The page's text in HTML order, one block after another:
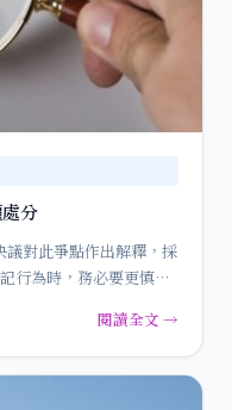
分
議對此爭點作出解釋，採
行為時，務必要更慎重
閱讀全文 →